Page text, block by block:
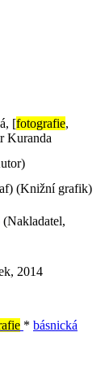
[fotografie,
Kuranda
(Knižní grafik)
(Nakladatel,
2014
* básnická